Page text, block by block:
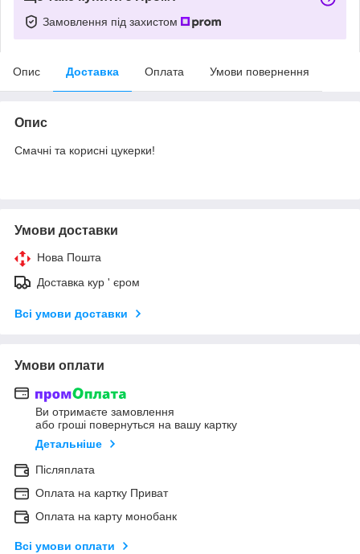
Замовлення під захистом
Опис Доставка Оплата Умови повернення
Опис
Смачні та корисні цукерки!
Умови доставки
Нова Пошта
Доставка кур ' єром
Всі умови доставки
Умови оплати
Ви отримаєте замовлення
або гроші повернуться на вашу картку
Детальніше
Післяплата
Оплата на картку Приват
Оплата на карту монобанк
Всі умови оплати